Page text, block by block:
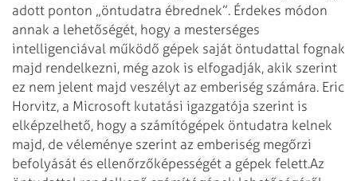
adott ponton „öntudatra ébrednek”. Érdekes módon
annak a lehetőségét, hogy a mesterséges
intelligenciával működő gépek saját öntudattal fognak
majd rendelkezni, még azok is elfogadják, akik szerint
ez nem jelent majd veszélyt az emberiség számára. Eric
Horvitz, a Microsoft kutatási igazgatója szerint is
elképzelhető, hogy a számítógépek öntudatra kelnek
majd, de véleménye szerint az emberiség megőrzi
befolyását és ellenőrzőképességét a gépek felett.Az